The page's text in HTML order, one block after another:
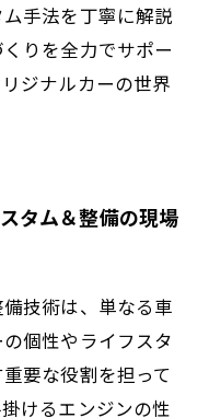
手法を丁寧に解説
りを全力でサポー
ジナルカーの世界
タム＆整備の現場
技術は、単なる車
個性やライフスタ
要な役割を担って
けるエンジンの性